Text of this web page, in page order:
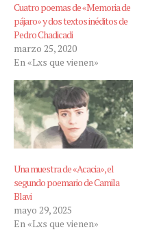
Cuatro poemas de «Memoria de
pájaro» y dos textos inéditos de
Pedro Chadicadi
marzo 25, 2020
En «Lxs que vienen»
Una muestra de «Acacia», el
segundo poemario de Camila
Blavi
mayo 29, 2025
En «Lxs que vienen»